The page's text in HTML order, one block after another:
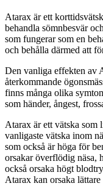
Atarax är ett
behandla sömnbesvär
som fungerar som en
och behålla därmed att
Den vanliga effekten av
återkommande
finns många olika
som händer, ångest,
Atarax är ett vätska som
vanligaste vätska inom
som också är höga för
orsakar överflödig näsa,
också orsaka högt
Atarax kan orsaka